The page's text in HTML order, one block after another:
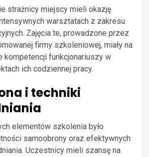
strażnicy miejscy mieli okazję
warsztatach z zakresu
Zajęcia te, prowadzone przez
firmy szkoleniowej, miały na
kompetencji funkcjonariuszy w
ich codziennej pracy.
i techniki
elementów szkolenia było
samoobrony oraz efektywnych
Uczestnicy mieli szansę na